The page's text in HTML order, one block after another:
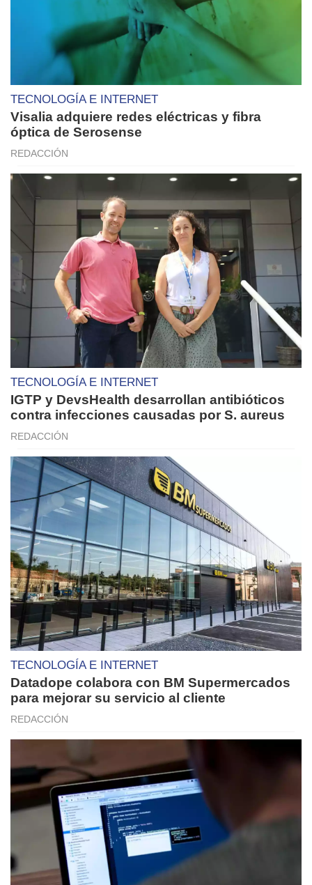
TECNOLOGÍA E INTERNET
Visalia adquiere redes eléctricas y fibra
óptica de Serosense
REDACCIÓN
TECNOLOGÍA E INTERNET
IGTP y DevsHealth desarrollan antibióticos
contra infecciones causadas por S. aureus
REDACCIÓN
TECNOLOGÍA E INTERNET
Datadope colabora con BM Supermercados
para mejorar su servicio al cliente
REDACCIÓN